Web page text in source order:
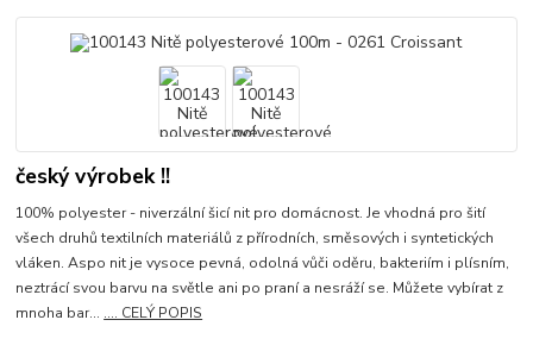
český výrobek !!
100% polyester - niverzální šicí nit pro domácnost. Je vhodná pro šití
všech druhů textilních materiálů z přírodních, směsových i syntetických
vláken. Aspo nit je vysoce pevná, odolná vůči oděru, bakteriím i plísním,
neztrácí svou barvu na světle ani po praní a nesráží se. Můžete vybírat z
mnoha bar... .... CELÝ POPIS